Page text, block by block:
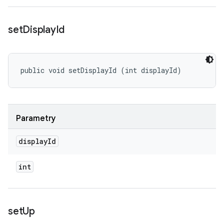
setDisplayId
public void setDisplayId (int displayId)
Parametry
displayId
int
setUp